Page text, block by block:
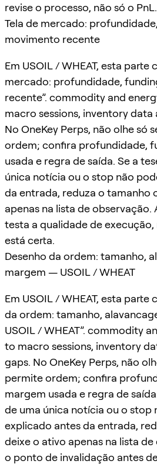
revise o processo, não só o PnL.
Tela de mercado:
movimento recente
Em USOIL / WHEAT, esta parte
mercado: profundidade,
recente”. commodity and
macro sessions, inventory data
No OneKey Perps, não olhe só
ordem; confira profundidade,
usada e regra de saída. Se a
única notícia ou o stop não
da entrada, reduza o tamanho
apenas na lista de
testa a qualidade de
está certa.
Desenho da ordem: tamanho,
margem — USOIL / WHEAT
Em USOIL / WHEAT, esta parte
da ordem: tamanho,
USOIL / WHEAT”. commodity
to macro sessions, inventory
gaps. No OneKey Perps, não
permite ordem; confira
margem usada e regra de
de uma única notícia ou o stop
explicado antes da entrada,
deixe o ativo apenas na lista
o ponto de invalidação antes